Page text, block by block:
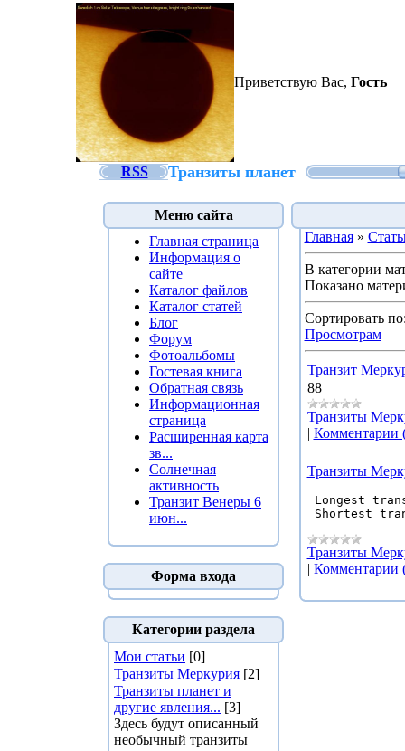
Приветствую Вас, Гость
RSS Транзиты планет
Меню сайта
Главная страница
Информация о
сайте
Каталог файлов
Каталог статей
Блог
Форум
Фотоальбомы
Гостевая книга
Обратная связь
Информационная
страница
Расширенная карта
зв...
Солнечная
активность
Транзит Венеры 6
июн...
Форма входа
Категории раздела
Мои статьи [0]
Транзиты Меркурия [2]
Транзиты планет и
другие явления... [3]
Здесь будут описанный
необычный транзиты
Главная»
В категории
Показано
Сортировать по
Просмотрам
Транзит
88
Транзиты
| Комментарии
Транзиты
Longest
Shortest
Транзиты
| Комментарии